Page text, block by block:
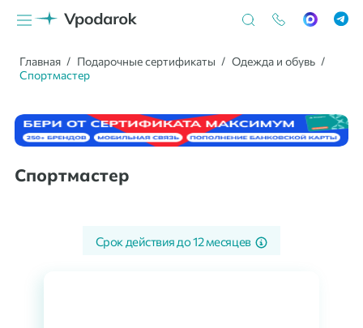
Главная Подарочные сертификаты
Одежда и обувь
Спортмастер
Спортмастер
Срок действия до12 месяцев